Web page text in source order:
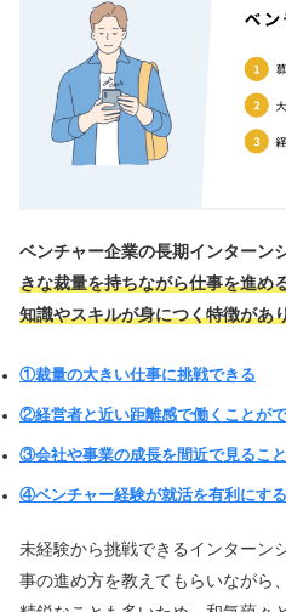
ベンチャー企業の長期インターン
きな裁量を持ちながら仕事を進め
知識やスキルが身につく特徴があ
①裁量の大きい仕事に挑戦できる
②経営者と近い距離感で働くことが
③会社や事業の成長を間近で見るこ
④ベンチャー経験が就活を有利にする
未経験から挑戦できるインターン
事の進め方を教えてもらいながら